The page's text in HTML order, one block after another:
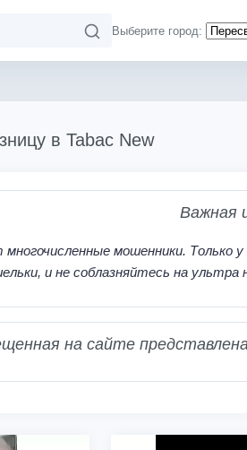
Выберите город:
в Tabac New
Важная
мошенники.
и не соблазняйтесь на ультра
на сайте